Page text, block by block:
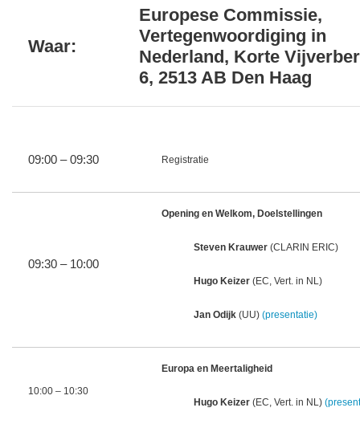
Waar:
Europese Commissie,
Vertegenwoordiging in
Nederland, Korte
6, 2513 AB Den Haag
09:00 – 09:30 Registratie
09:30 – 10:00
Opening en Welkom, Doelstellingen
Steven Krauwer (CLARIN ERIC)
Hugo Keizer (EC, Vert. in NL)
Jan Odijk (UU) (presentatie)
10:00 – 10:30
Europa en Meertaligheid
Hugo Keizer (EC, Vert. in NL)